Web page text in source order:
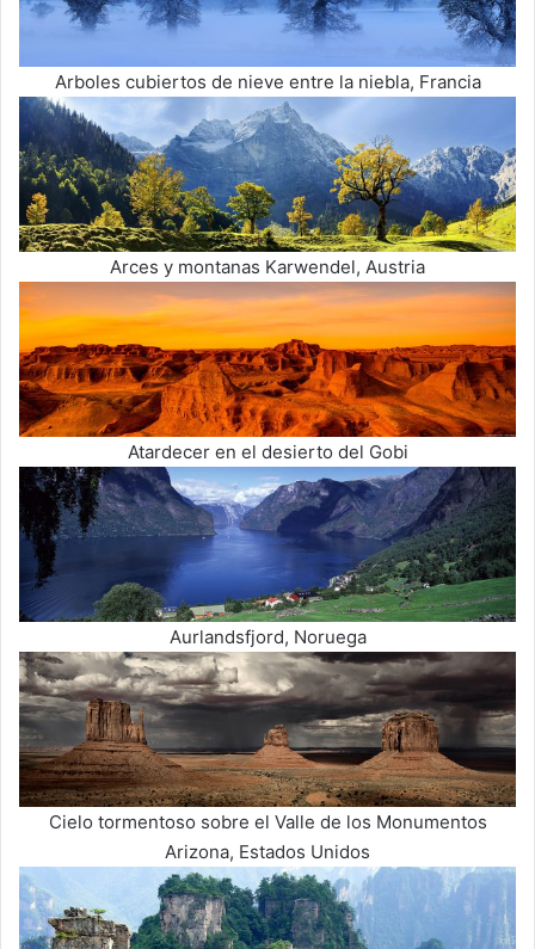
Arboles cubiertos de nieve entre la niebla, Francia
Arces y montanas Karwendel, Austria
Atardecer en el desierto del Gobi
Aurlandsfjord, Noruega
Cielo tormentoso sobre el Valle de los Monumentos
Arizona, Estados Unidos